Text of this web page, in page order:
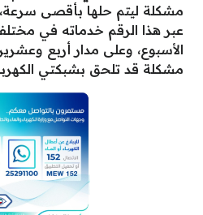
مشكلة ليتم حلها بأقصى
عبر هذا الرقم خدماته في
الأسبوع، وعلى مدار أربع
مشكلة قد تلحق بشبكتي